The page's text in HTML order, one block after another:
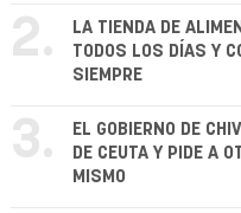
2.
LA TIENDA DE
TODOS LOS DÍAS Y
SIEMPRE
3.
EL GOBIERNO DE
DE CEUTA Y PIDE A
MISMO